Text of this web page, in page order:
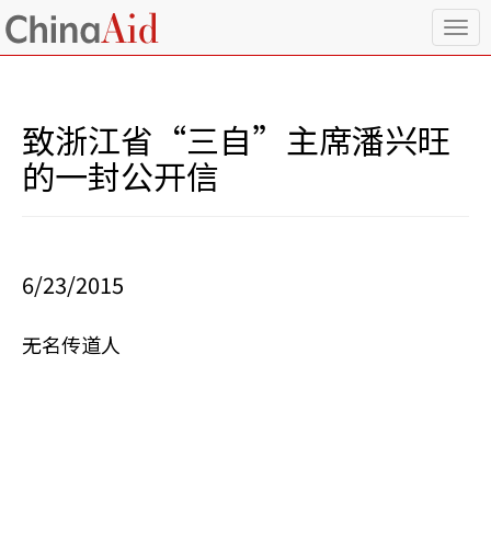
T
o
致浙江省“三自”主席潘兴旺
的一封公开信
6/23/2015
无名传道人